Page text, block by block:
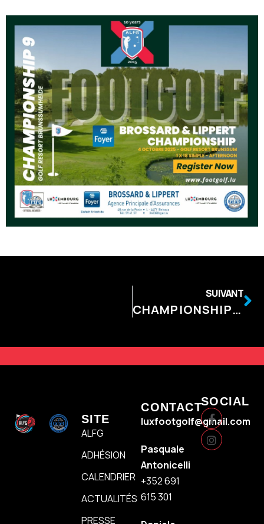
SUIVANT
CHAMPIONSHIP DAY 9 – NON MEMBRES – SIMPLE
SITE
ALFG
ADHÉSION
CALENDRIER
ACTUALITÉS
PRESSE
CONTACT
luxfootgolf@gmail.com
Pasquale
Antonicelli
+352 691
615 301
SOCIAL